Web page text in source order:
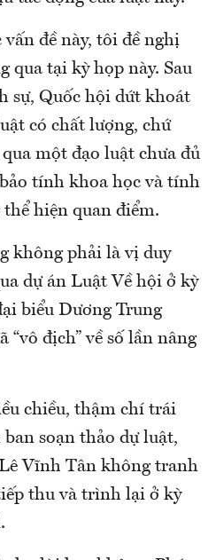
đề này, tôi đề nghị
qua tại kỳ họp này. Sau
sự, Quốc hội dứt khoát
có chất lượng, chứ
một đạo luật chưa đủ
tính khoa học và tính
hiện quan điểm.
không phải là vị duy
dự án Luật Về hội ở kỳ
biểu Dương Trung
“vô địch” về số lần nâng
chiều, thậm chí trái
soạn thảo dự luật,
Vĩnh Tân không tranh
thu và trình lại ở kỳ